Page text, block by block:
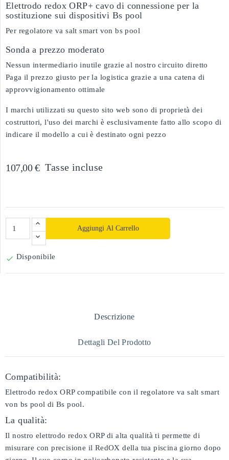
Elettrodo redox ORP+ cavo di connessione per la
sostituzione sui dispositivi Bs pool
Per regolatore va salt smart von bs pool
Sonda a prezzo moderato
Nessun intermediario inutile grazie al nostro circuito diretto
Paga il prezzo giusto per la logistica grazie a una catena di
approvvigionamento ottimale
I marchi utilizzati su questo sito web sono di proprietà dei
costruttori, l'uso dei marchi è esclusivamente fatto allo scopo di
indicare il modello a cui è destinato ogni pezzo
107,00 € Tasse incluse
Aggiungi Al Carrello
 Disponibile
Descrizione
Dettagli Del Prodotto
Compatibilità:
Elettrodo redox ORP compatibile con il regolatore va salt smart
von bs pool di Bs pool.
La qualità:
Il nostro elettrodo redox ORP di alta qualità ti permette di
misurare con precisione il RedOX della tua piscina giorno dopo